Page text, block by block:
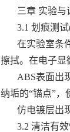
三章 实验与
3.1 划痕测
在实验室条
擦拭。在电子显
ABS表面出
纳垢的“锚点”，
仿电镀层出
3.2 清洁有